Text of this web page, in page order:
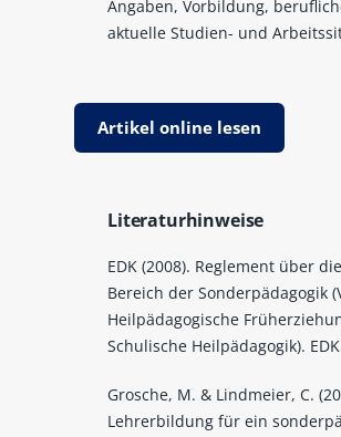
Angaben, Vorbildung,
aktuelle Studien- und
Artikel online lesen
Literaturhinweise
EDK (2008). Reglement über
Bereich der Sonderpädagogik
Heilpädagogische
Schulische Heilpädagogik).
Grosche, M. & Lindmeier, C.
Lehrerbildung für ein